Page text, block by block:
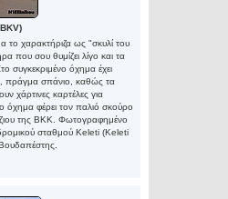
το χαρακτήριζα ως "σκυλί του
που σου θυμίζει λίγο και τα
συγκεκριμένο όχημα έχει
πράγμα σπάνιο, καθώς τα
χάρτινες καρτέλες για
όχημα φέρει τον παλιό σκούρο
της ΒΚΚ. Φωτογραφημένο
σταθμού Keleti (Keleti